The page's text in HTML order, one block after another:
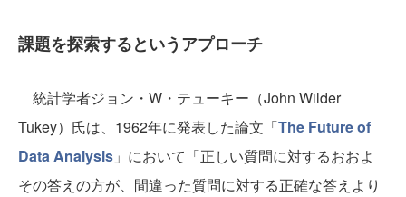
課題を探索するというアプローチ
統計学者ジョン・W・テューキー（John Wilder
Tukey）氏は、1962年に発表した論文「The Future of
Data Analysis 」において「正しい質問に対するおおよ
その答えの方が、間違った質問に対する正確な答えより